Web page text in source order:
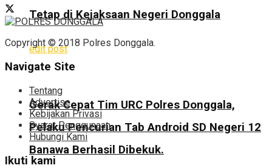
Tetap di Kejaksaan Negeri Donggala
edit post
Gerak Cepat Tim URC Polres Donggala,
Pelaku Pencurian Tab Android SD Negeri 12
Banawa Berhasil Dibekuk.
Copyright © 2018 Polres Donggala.
Navigate Site
Tentang
Advertise
Kebijakan Privasi
Syarat Penggunaan
Hubungi Kami
Ikuti kami